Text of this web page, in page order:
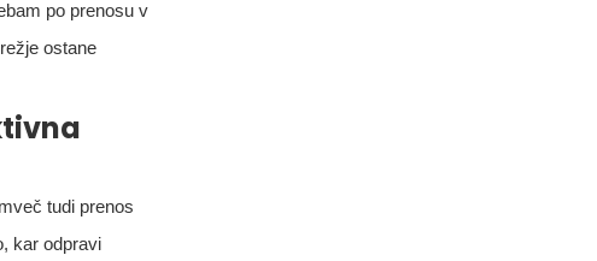
po prenosu v
ostane
tudi prenos
kar odpravi